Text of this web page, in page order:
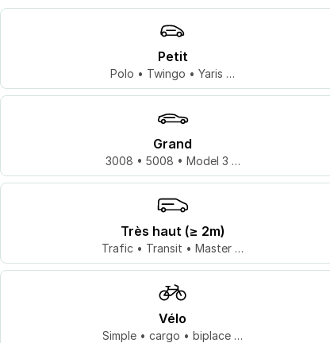
Petit
Polo • Twingo • Yaris …
Grand
3008 • 5008 • Model 3 …
Très haut (≥ 2m)
Trafic • Transit • Master …
Vélo
Simple • cargo • biplace …